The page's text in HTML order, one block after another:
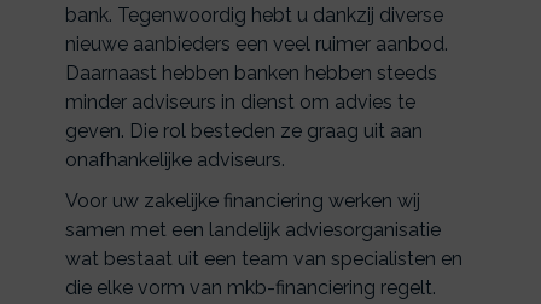
bank. Tegenwoordig hebt u dankzij diverse
nieuwe aanbieders een veel ruimer aanbod.
Daarnaast hebben banken hebben steeds
minder adviseurs in dienst om advies te
geven. Die rol besteden ze graag uit aan
onafhankelijke adviseurs.
Voor uw zakelijke financiering werken wij
samen met een landelijk adviesorganisatie
wat bestaat uit een team van specialisten en
die elke vorm van mkb-financiering regelt.